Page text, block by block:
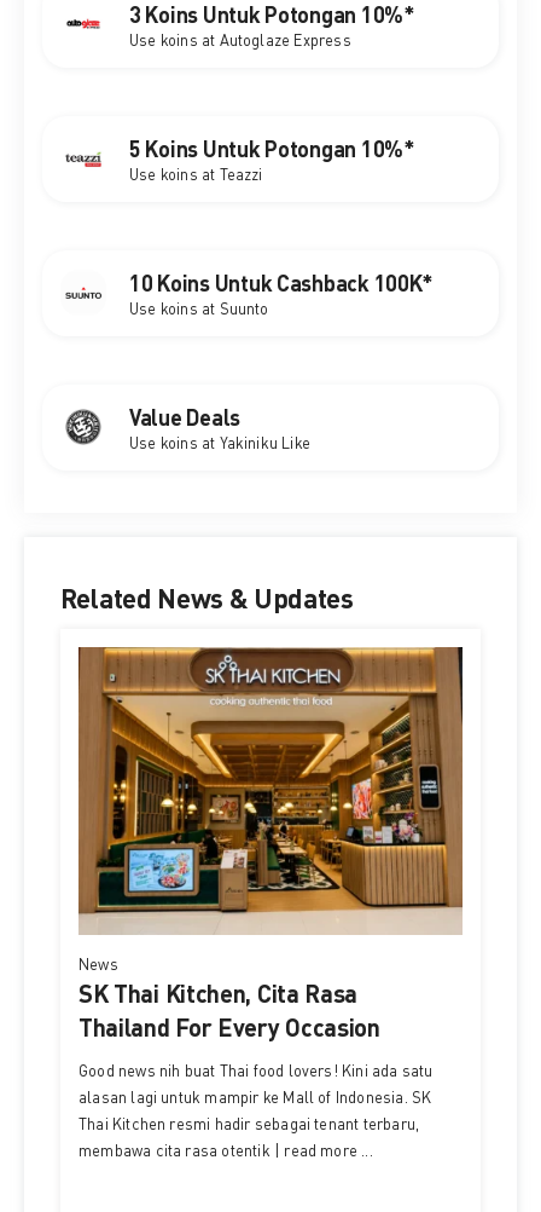
3 Koins Untuk Potongan 10%*
Use koins at Autoglaze Express
5 Koins Untuk Potongan 10%*
Use koins at Teazzi
10 Koins Untuk Cashback 100K*
Use koins at Suunto
Value Deals
Use koins at Yakiniku Like
Related News & Updates
News
SK Thai Kitchen, Cita Rasa
Thailand For Every Occasion
Good news nih buat Thai food lovers! Kini ada satu
alasan lagi untuk mampir ke Mall of Indonesia. SK
Thai Kitchen resmi hadir sebagai tenant terbaru,
membawa cita rasa otentik | read more ...